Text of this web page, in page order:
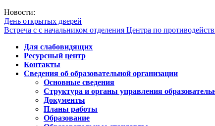
Новости:
День открытых дверей
Встреча с с начальником отделения Центра по
Для слабовидящих
Ресурсный центр
Контакты
Сведения об образовательной организации
Основные сведения
Структура и органы управления
Документы
Планы работы
Образование